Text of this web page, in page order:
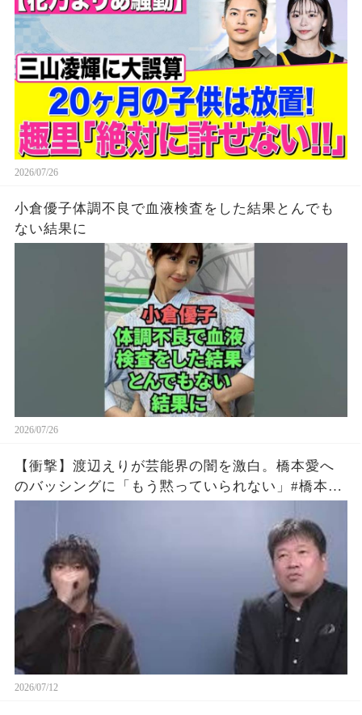
2026/07/26
小倉優子体調不良で血液検査をした結果とんでも
ない結果に
2026/07/26
【衝撃】渡辺えりが芸能界の闇を激白。橋本愛へ
のバッシングに「もう黙っていられない」#橋本愛
2026/07/12